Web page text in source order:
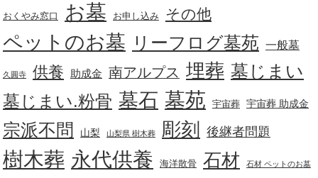
おくやみ窓口 お墓 お申し込み その他
ペットのお墓 リーフログ墓苑 一般墓
久圓寺 供養 助成金 南アルプス 埋葬 墓じまい
墓じまい.粉骨 墓石 墓苑 宇宙葬 宇宙葬 助成金
宗派不問 山梨 山梨県 樹木葬 彫刻 後継者問題
樹木葬 永代供養 海洋散骨 石材 石材 ペットのお墓